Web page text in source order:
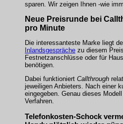
sparen. Wir zeigen Ihnen -wie
Neue Preisrunde bei
pro Minute
Die interessanteste Marke liegt
Inlandsgespräche zu diesem
Festnetzanschlüsse oder für
benötigen.
Dabei funktioniert Callthrough
jeweiligen Anbieters. Nach einer
eingegeben. Genau dieses
Verfahren.
Telefonkosten-Schock